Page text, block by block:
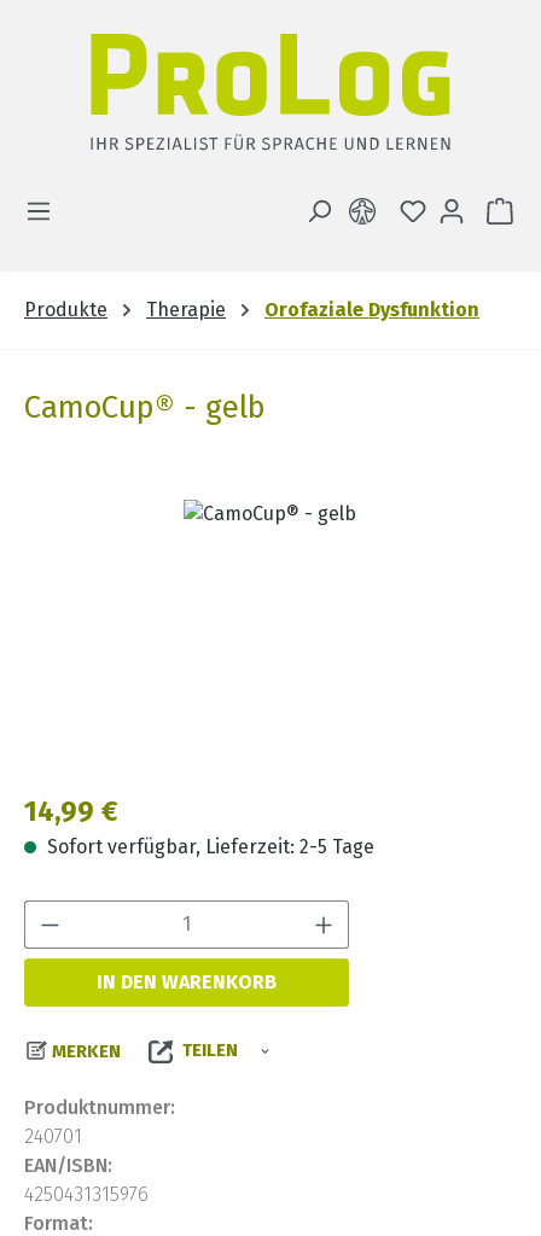
DU HAST 0
Produkte Therapie Orofaziale Dysfunktion
CamoCup® - gelb
Bildergalerie überspringen
Regulärer Preis:
14,99 €
Sofort verfügbar, Lieferzeit: 2-5 Tage
IN DEN WARENKORB
MERKEN TEILEN
Produktnummer:
240701
EAN/ISBN:
4250431315976
Format: